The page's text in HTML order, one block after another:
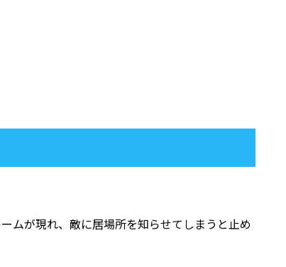
ムが現れ、敵に居場所を知らせてしまうと止め